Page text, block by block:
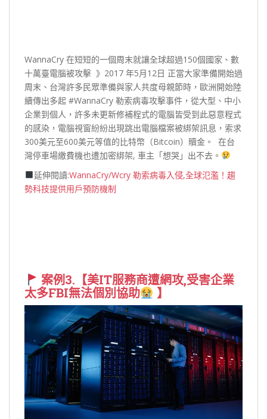
WannaCry 在短短的一個周末就讓全球超過150個國家、數
十萬臺電腦被攻擊⁣ ⁣ 》2017 年5月12日 正當大家準備開始過
周末、台灣許多民眾準備與家人共度母親節時，歐洲開始陸
續傳出多起 #WannaCry 勒索病毒攻擊事件，從大型、中小
企業到個人，許多未更新修補程式的電腦皆受到此惡意程式
的感染，電腦視窗紛紛出現跳出電腦檔案被綁架訊息，索求
300美元至600美元等值的比特幣（Bitcoin）贖金。⁣ ⁣ 在台
灣停車場繳費機也遭加密綁架, 車主「想哭」出不去。
延伸閱讀:WannaCry/Wcry 勒索病毒入侵,全球氾濫！趨
勢科技提供用戶預防機制
案例3.【美IT服務商遭網攻,受害企業
太多FBI無法個別協助
】⁣ ⁣